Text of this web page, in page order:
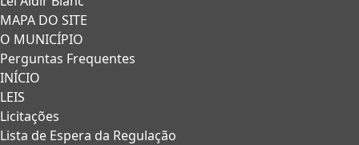
MAPA DO SITE
O MUNICÍPIO
Perguntas Frequentes
INÍCIO
LEIS
Licitações
Lista de Espera da Regulação